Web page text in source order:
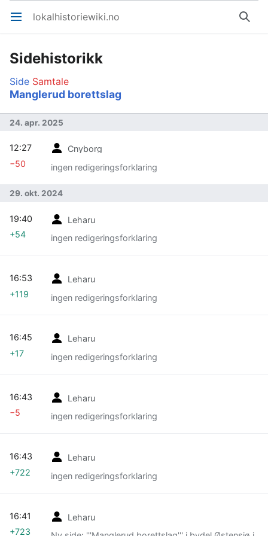
Åpne hovedmenyen lokalhistoriewiki.no Søk
Sidehistorikk
Side Samtale
Manglerud borettslag
24. apr. 2025
Cnyborg
ingen redigeringsforklaring
12:27
−50
29. okt. 2024
Leharu
ingen redigeringsforklaring
19:40
+54
Leharu
ingen redigeringsforklaring
16:53
+119
Leharu
ingen redigeringsforklaring
16:45
+17
Leharu
ingen redigeringsforklaring
16:43
−5
Leharu
ingen redigeringsforklaring
16:43
+722
Leharu
16:41
+723